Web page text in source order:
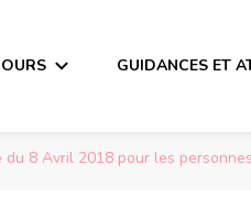
GUIDANCES ET
8 Avril 2018 pour les